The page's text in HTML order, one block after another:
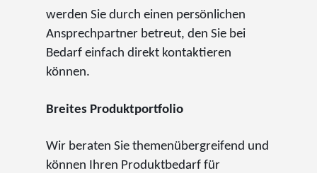
werden Sie durch einen persönlichen
Ansprechpartner betreut, den Sie bei
Bedarf einfach direkt kontaktieren
können.
Breites Produktportfolio
Wir beraten Sie themenübergreifend und
können Ihren Produktbedarf für